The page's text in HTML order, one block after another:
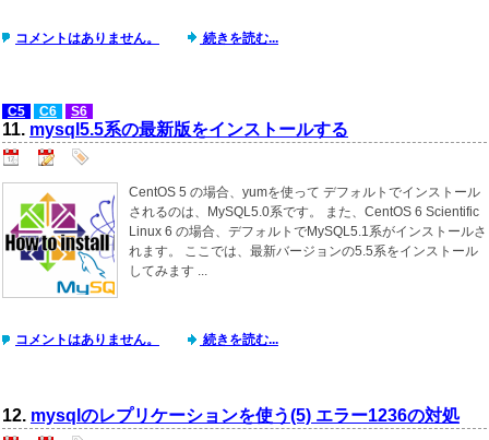
コメントはありません。 続きを読む...
C5 C6 S6
11. mysql5.5系の最新版をインストールする
CentOS 5 の場合、yumを使って デフォルトでインストール
されるのは、MySQL5.0系です。 また、CentOS 6 Scientific
Linux 6 の場合、デフォルトでMySQL5.1系がインストールさ
れます。 ここでは、最新バージョンの5.5系をインストール
してみます ...
コメントはありません。 続きを読む...
12. mysqlのレプリケーションを使う(5) エラー1236の対処